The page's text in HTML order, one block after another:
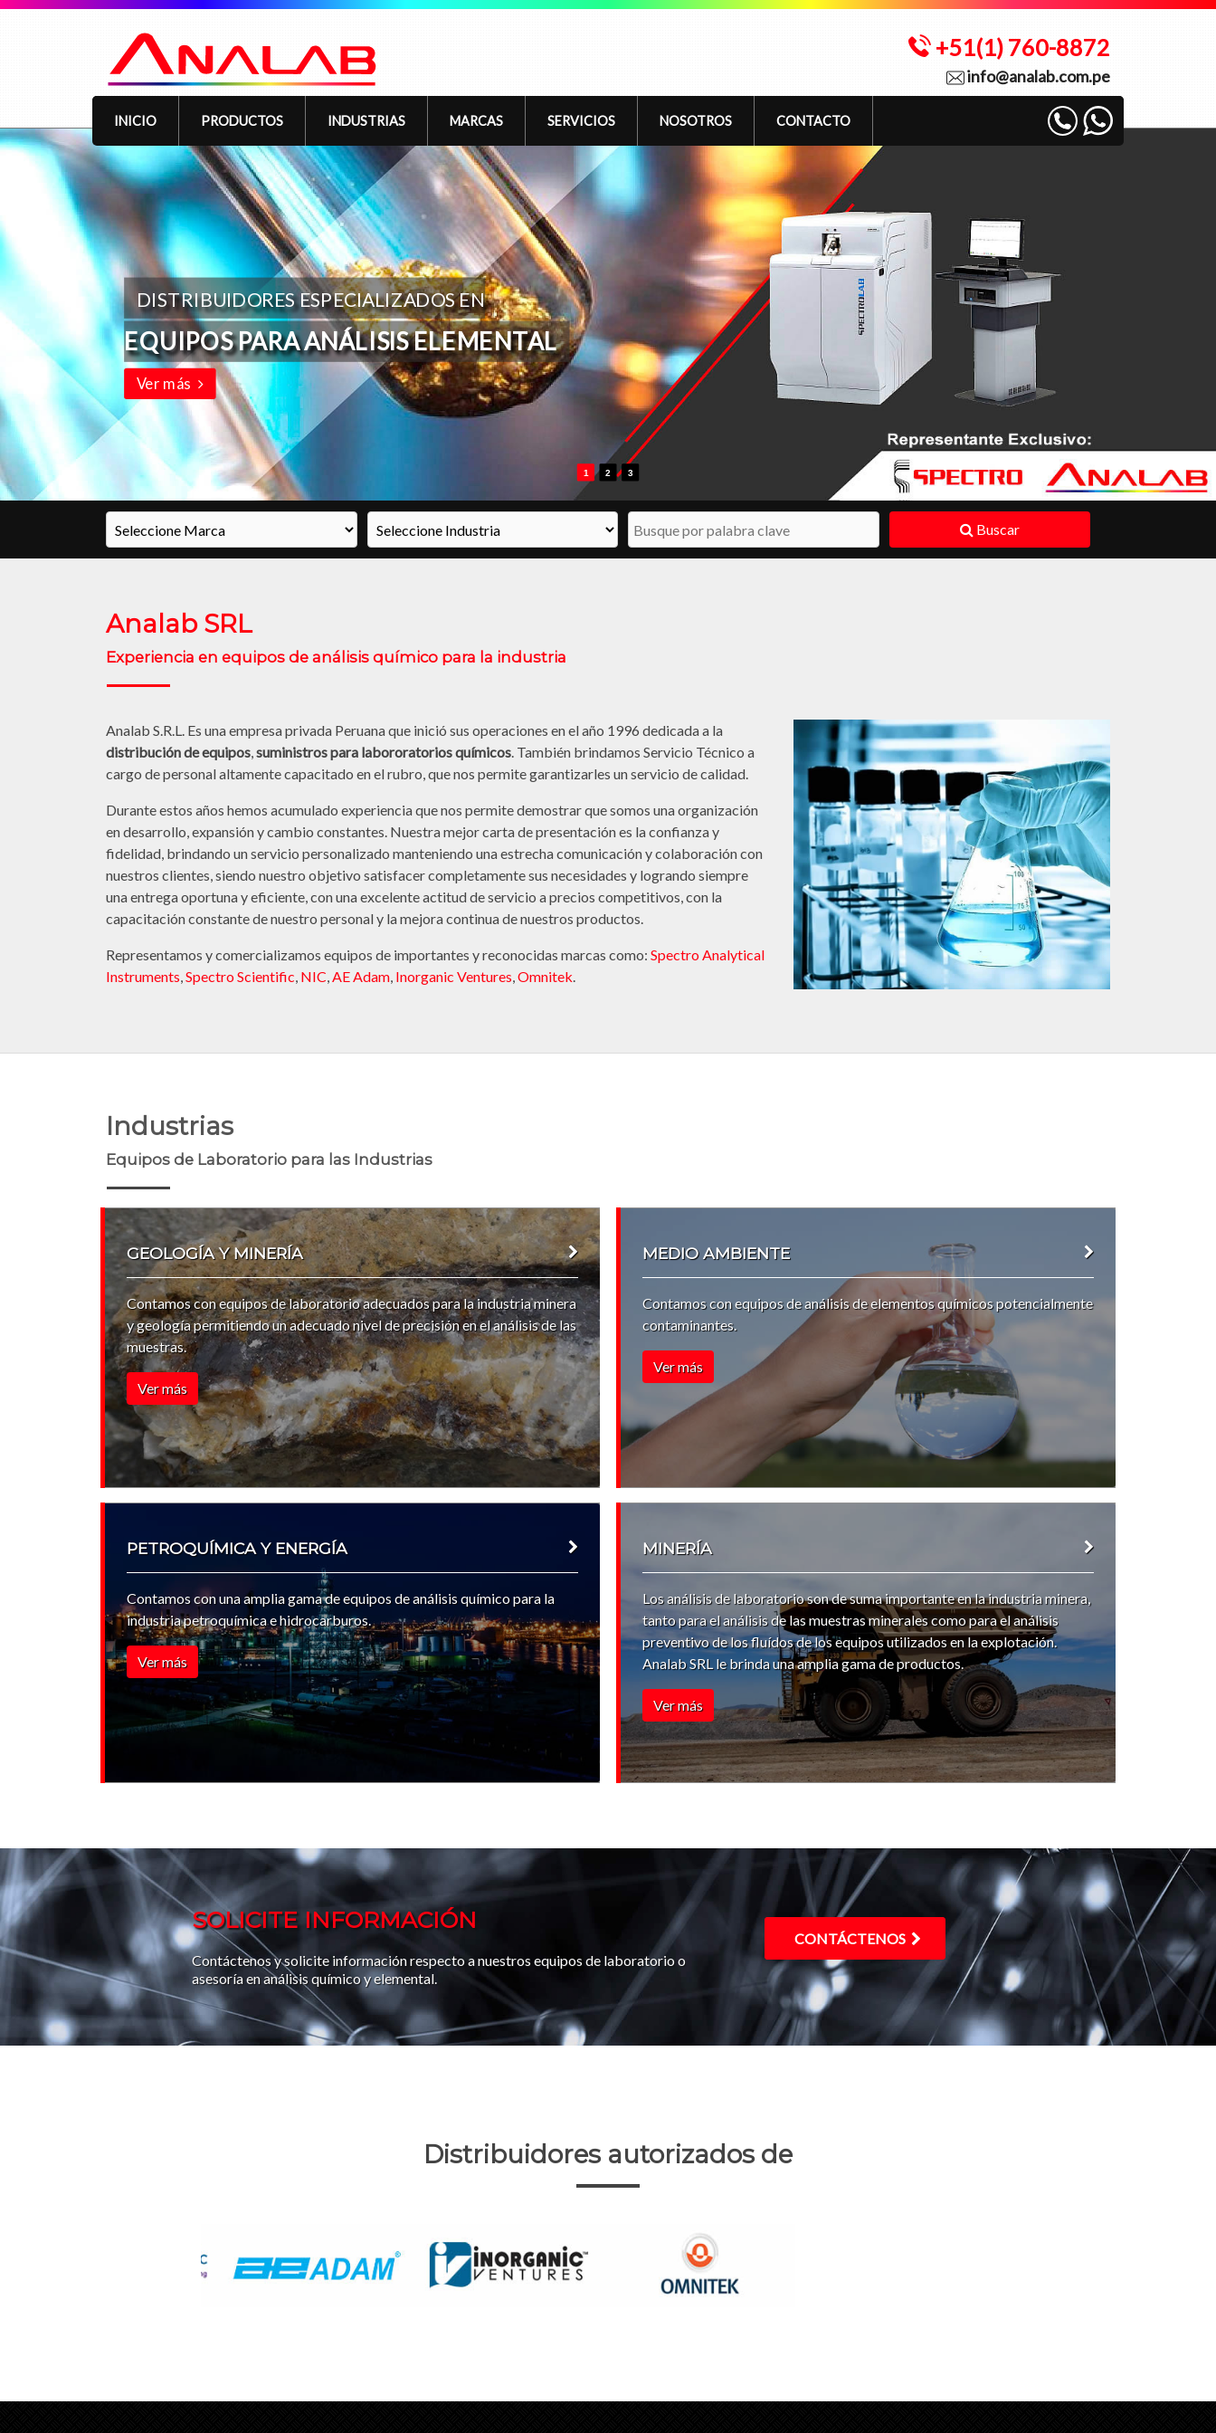
+51(1) 760-8872
info@analab.com.pe
INICIO PRODUCTOS INDUSTRIAS MARCAS SERVICIOS NOSOTROS CONTACTO
1 2 3
Buscar
Analab SRL
Experiencia en equipos de análisis químico para la industria
Analab S.R.L. Es una empresa privada Peruana que inició sus operaciones en el año 1996 dedicada a la
distribución de equipos,suministros para labororatorios químicos. También brindamos Servicio Técnico a
cargo de personal altamente capacitado en el rubro, que nos permite garantizarles un servicio de calidad.
Durante estos años hemos acumulado experiencia que nos permite demostrar que somos una organización
en desarrollo, expansión y cambio constantes. Nuestra mejor carta de presentación es la confianza y
fidelidad, brindando un servicio personalizado manteniendo una estrecha comunicación y colaboración con
nuestros clientes, siendo nuestro objetivo satisfacer completamente sus necesidades y logrando siempre
una entrega oportuna y eficiente, con una excelente actitud de servicio a precios competitivos, con la
capacitación constante de nuestro personal y la mejora continua de nuestros productos.
Representamos y comercializamos equipos de importantes y reconocidas marcas como: Spectro Analytical
Instruments,Spectro Scientific, NIC,AE Adam, Inorganic Ventures,Omnitek.
Industrias
Equipos de Laboratorio para las Industrias
GEOLOGÍA Y MINERÍA
Contamos con equipos de laboratorio adecuados para la industria minera
y geología permitiendo un adecuado nivel de precisión en el análisis de las
muestras.
Ver más
MEDIO AMBIENTE
Contamos con equipos de análisis de elementos químicos potencialmente
contaminantes.
Ver más
PETROQUÍMICA Y ENERGÍA
Contamos con una amplia gama de equipos de análisis químico para la
industria petroquímica e hidrocarburos.
Ver más
MINERÍA
Los análisis de laboratorio son de suma importante en la industria minera,
tanto para el análisis de las muestras minerales como para el análisis
preventivo de los fluídos de los equipos utilizados en la explotación.
Analab SRL le brinda una amplia gama de productos.
Ver más
SOLICITE INFORMACIÓN
Contáctenos y solicite información respecto a nuestros equipos de laboratorio o
asesoría en análisis químico y elemental.
CONTÁCTENOS
Distribuidores autorizados de